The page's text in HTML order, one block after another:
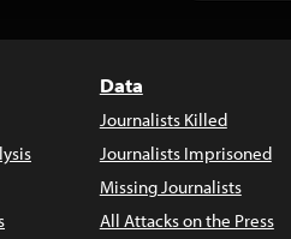
Data
Journalists Killed
Journalists Imprisoned
Missing Journalists
All Attacks on the Press